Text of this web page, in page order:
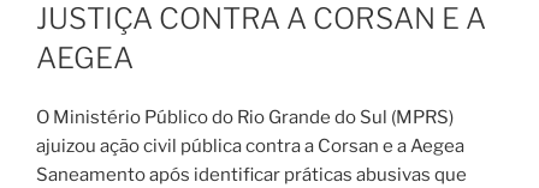
JUSTIÇA CONTRA A CORSAN E A
AEGEA
O Ministério Público do Rio Grande do Sul (MPRS)
ajuizou ação civil pública contra a Corsan e a Aegea
Saneamento após identificar práticas abusivas que